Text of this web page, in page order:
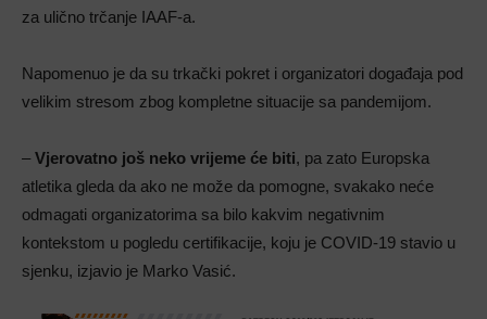
za ulično trčanje IAAF-a.
Napomenuo je da su trkački pokret i organizatori događaja pod
velikim stresom zbog kompletne situacije sa pandemijom.
– Vjerovatno još neko vrijeme će biti, pa zato Europska
atletika gleda da ako ne može da pomogne, svakako neće
odmagati organizatorima sa bilo kakvim negativnim
kontekstom u pogledu certifikacije, koju je COVID-19 stavio u
sjenku, izjavio je Marko Vasić.